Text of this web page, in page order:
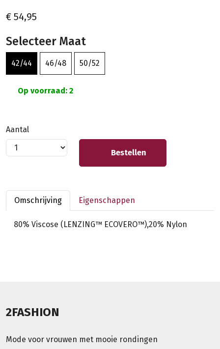
€ 54,95
Selecteer Maat
42/44 46/48 50/52
Op voorraad: 2
Aantal
Bestellen
Omschrijving Eigenschappen
80% Viscose (LENZING™ ECOVERO™),20% Nylon
2FASHION
Mode voor vrouwen met mooie rondingen